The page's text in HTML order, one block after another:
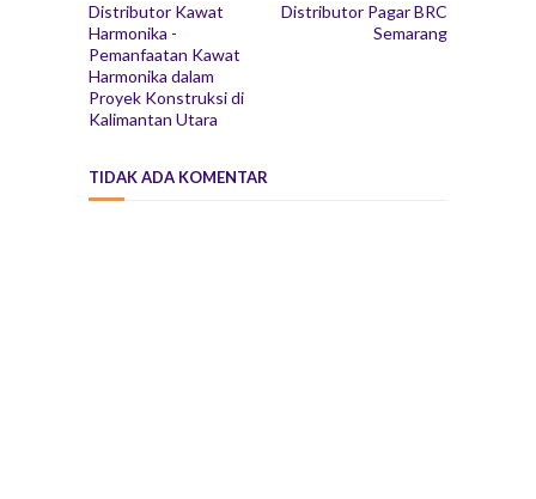
Distributor Pagar BRC
Semarang
Distributor Kawat
Harmonika -
Pemanfaatan Kawat
Harmonika dalam
Proyek Konstruksi di
Kalimantan Utara
TIDAK ADA KOMENTAR